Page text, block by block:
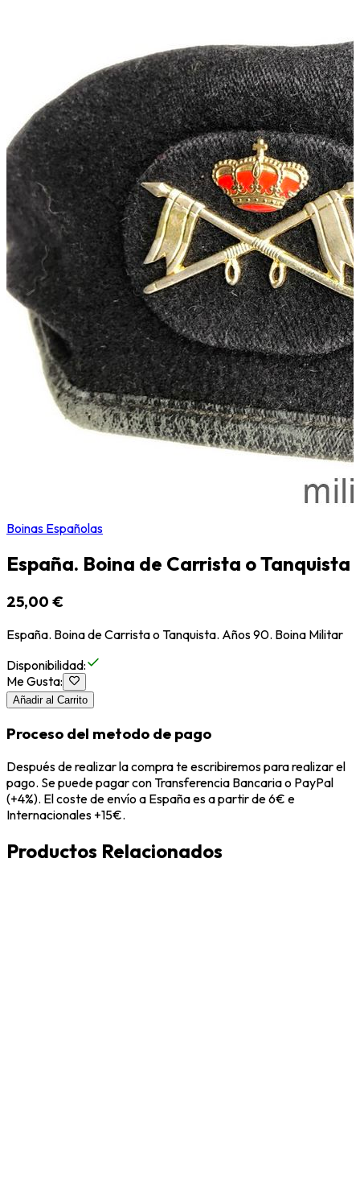
Boinas Españolas
España. Boina de Carrista o Tanquista
25,00 €
España. Boina de Carrista o Tanquista. Años 90. Boina Militar
Disponibilidad:
Me Gusta:
Añadir al Carrito
Proceso del metodo de pago
Después de realizar la compra te escribiremos para realizar el
pago. Se puede pagar con Transferencia Bancaria o PayPal
(+4%). El coste de envío a España es a partir de 6€ e
Internacionales +15€.
Productos Relacionados